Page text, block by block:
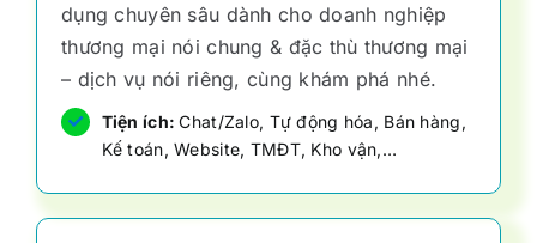
dụng chuyên sâu dành cho doanh nghiệp
thương mại nói chung & đặc thù thương mại
– dịch vụ nói riêng, cùng khám phá nhé.
Tiện ích:Chat/Zalo, Tự động hóa, Bán hàng,
Kế toán, Website, TMĐT, Kho vận,…